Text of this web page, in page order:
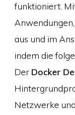
funktioniert.
aus und im
indem die
Der Docker
Netzwerke